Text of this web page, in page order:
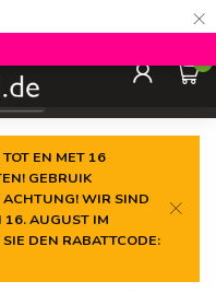
×
0
EN MET 16
GEBRUIK
WIR SIND
16. AUGUST IM
DEN RABATTCODE: